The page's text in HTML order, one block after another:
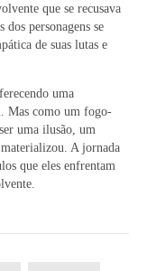
que se recusava
dos personagens se
de suas lutas e
uma
Mas como um fogo-
uma ilusão, um
A jornada
que eles enfrentam